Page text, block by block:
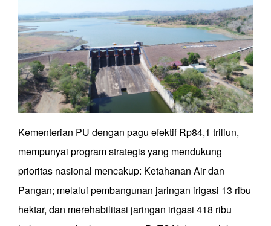
Kementerian PU dengan pagu efektif Rp84,1 triliun,
mempunyai program strategis yang mendukung
prioritas nasional mencakup: Ketahanan Air dan
Pangan; melalui pembangunan jaringan irigasi 13 ribu
hektar, dan merehabilitasi jaringan irigasi 418 ribu